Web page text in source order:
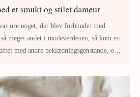
et smukt og stilet dameur
ure noget, der blev forbundet med
meget andet i modeverdenen, så kom en
med andre beklædningsgenstande, og